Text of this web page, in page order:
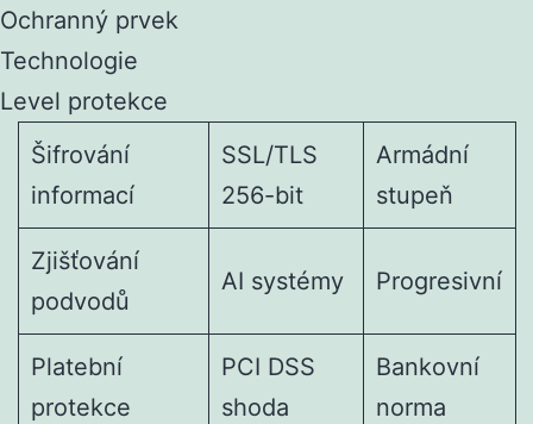
Ochranný prvek
Technologie
Level protekce
Šifrování
informací
SSL/TLS
256-bit
Armádní
stupeň
Zjišťování
podvodů
AI systémy Progresivní
Platební
protekce
PCI DSS
shoda
Bankovní
norma